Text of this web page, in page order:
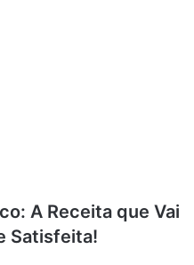
A Receita que Vai
Satisfeita!